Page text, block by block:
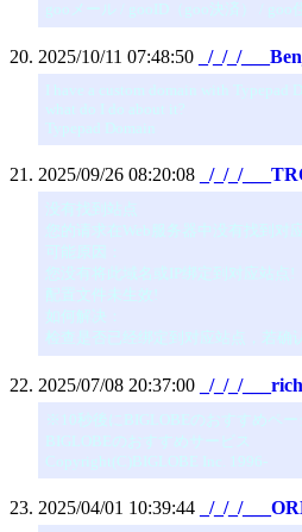
gooメール / gooID（goo決済） / goo
2025/10/11 07:48:50 _/_/_/
I have a custom domain with Typepad
what do I do about it?
Typepad Domain
2025/09/26 08:20:08 _/_/_/
没有找到站点
您的请求在Web服务器中没有找到对
可能原因：
您没有将此域名或IP绑定到对应站点!
配置文件未生效!
如何解决：
检查是否已经绑定到对应站点，若确
2025/07/08 20:37:00 _/_/_/
※10秒後にBIGLOBEのおすすめペー
BIGLOBEのおすすめサービス
Copyright(C)BIGLOBE Inc. 1996-
2025/04/01 10:39:44 _/_/_/